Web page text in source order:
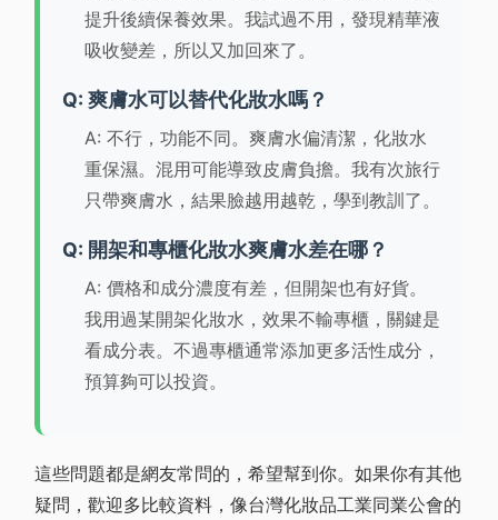
提升後續保養效果。我試過不用，發現精華液
吸收變差，所以又加回來了。
Q: 爽膚水可以替代化妝水嗎？
A: 不行，功能不同。爽膚水偏清潔，化妝水
重保濕。混用可能導致皮膚負擔。我有次旅行
只帶爽膚水，結果臉越用越乾，學到教訓了。
Q: 開架和專櫃化妝水爽膚水差在哪？
A: 價格和成分濃度有差，但開架也有好貨。
我用過某開架化妝水，效果不輸專櫃，關鍵是
看成分表。不過專櫃通常添加更多活性成分，
預算夠可以投資。
這些問題都是網友常問的，希望幫到你。如果你有其他
疑問，歡迎多比較資料，像台灣化妝品工業同業公會的